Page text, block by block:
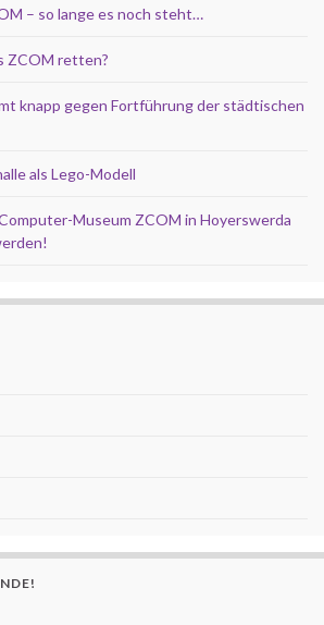
– so lange es noch steht…
ZCOM retten?
knapp gegen Fortführung der städtischen
als Lego-Modell
Museum ZCOM in Hoyerswerda